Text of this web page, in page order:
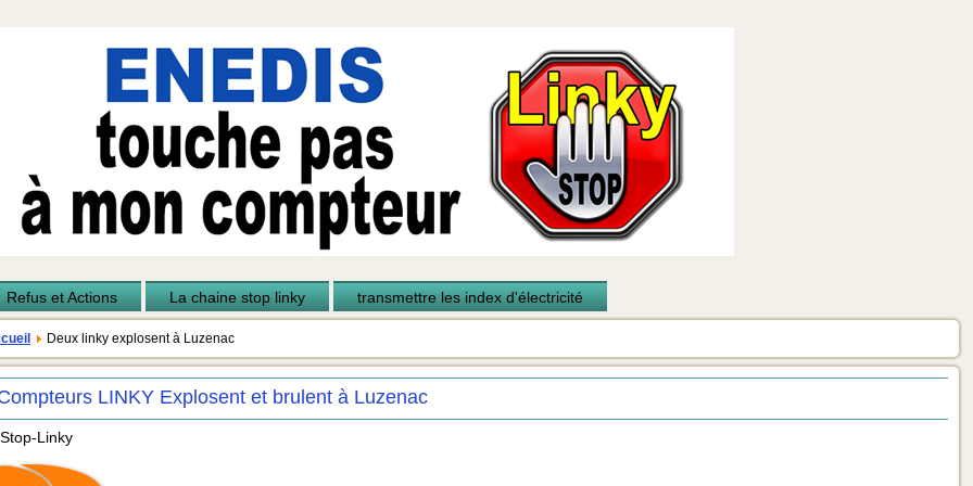
Refus et Actions La chaine stop linky transmettre les index d'électricité
Deux linky explosent à Luzenac
LINKY Explosent et brulent à Luzenac
Linky